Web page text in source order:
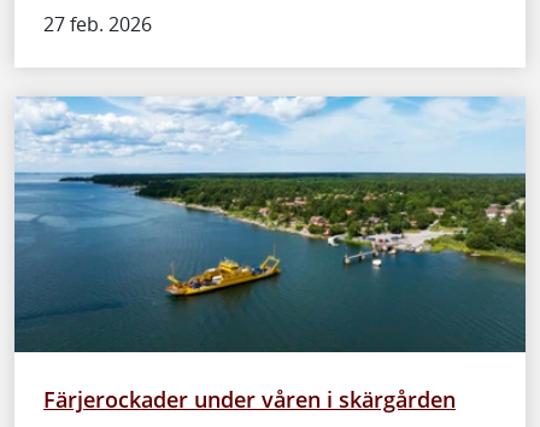
27 feb. 2026
Färjerockader under våren i skärgården